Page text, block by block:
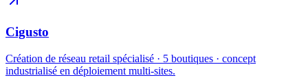
Cigusto
Création de réseau retail spécialisé · 5 boutiques · concept
industrialisé en déploiement multi-sites.